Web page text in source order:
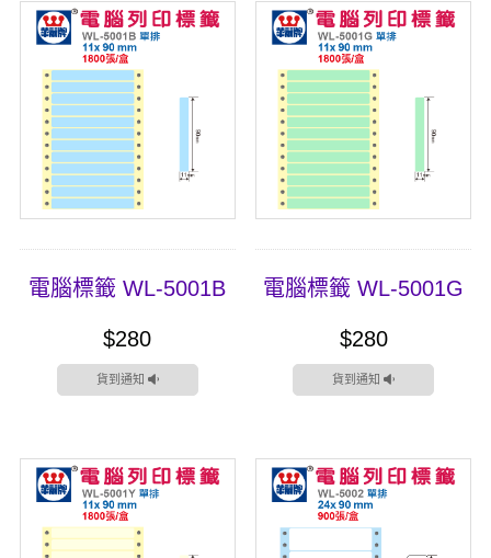
電腦標籤 WL-5001B
$280
貨到通知
電腦標籤 WL-5001G
$280
貨到通知